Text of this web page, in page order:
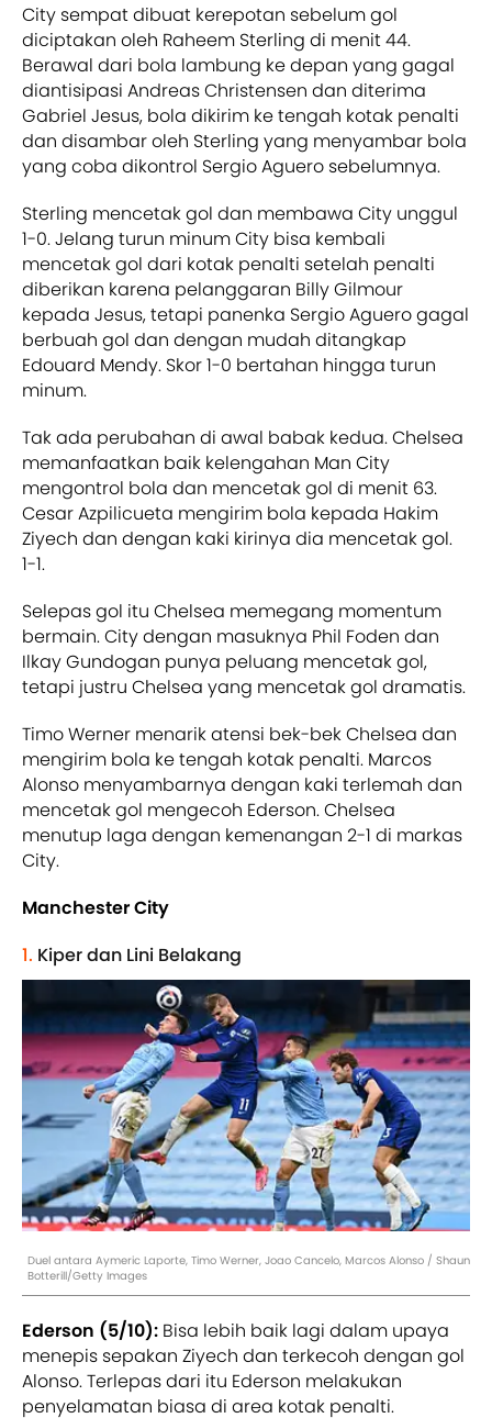
City sempat dibuat kerepotan sebelum gol
diciptakan oleh Raheem Sterling di menit 44.
Berawal dari bola lambung ke depan yang gagal
diantisipasi Andreas Christensen dan diterima
Gabriel Jesus, bola dikirim ke tengah kotak penalti
dan disambar oleh Sterling yang menyambar bola
yang coba dikontrol Sergio Aguero sebelumnya.
Sterling mencetak gol dan membawa City unggul
1-0. Jelang turun minum City bisa kembali
mencetak gol dari kotak penalti setelah penalti
diberikan karena pelanggaran Billy Gilmour
kepada Jesus, tetapi panenka Sergio Aguero gagal
berbuah gol dan dengan mudah ditangkap
Edouard Mendy. Skor 1-0 bertahan hingga turun
minum.
Tak ada perubahan di awal babak kedua. Chelsea
memanfaatkan baik kelengahan Man City
mengontrol bola dan mencetak gol di menit 63.
Cesar Azpilicueta mengirim bola kepada Hakim
Ziyech dan dengan kaki kirinya dia mencetak gol.
1-1.
Selepas gol itu Chelsea memegang momentum
bermain. City dengan masuknya Phil Foden dan
Ilkay Gundogan punya peluang mencetak gol,
tetapi justru Chelsea yang mencetak gol dramatis.
Timo Werner menarik atensi bek-bek Chelsea dan
mengirim bola ke tengah kotak penalti. Marcos
Alonso menyambarnya dengan kaki terlemah dan
mencetak gol mengecoh Ederson. Chelsea
menutup laga dengan kemenangan 2-1 di markas
City.
Manchester City
1. Kiper dan Lini Belakang
Duel antara Aymeric Laporte, Timo Werner, Joao Cancelo, Marcos Alonso / Shaun
Botterill/Getty Images
Ederson (5/10): Bisa lebih baik lagi dalam upaya
menepis sepakan Ziyech dan terkecoh dengan gol
Alonso. Terlepas dari itu Ederson melakukan
penyelamatan biasa di area kotak penalti.